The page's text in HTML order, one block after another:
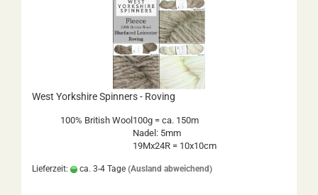
West Yorkshire Spinners - Roving
100% British Wool 100g = ca. 150m
Nadel: 5mm
19Mx24R = 10x10cm
Lieferzeit: ca. 3-4 Tage (Ausland abweichend)